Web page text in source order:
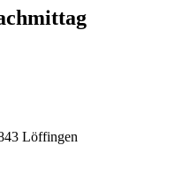
Löffingen